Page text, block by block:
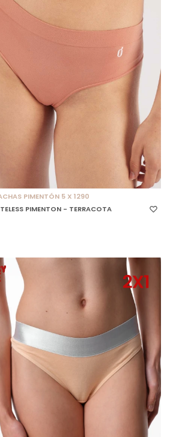
TALLE
PIMENTÓN 5 X 1290
PIMENTON - TERRACOTA